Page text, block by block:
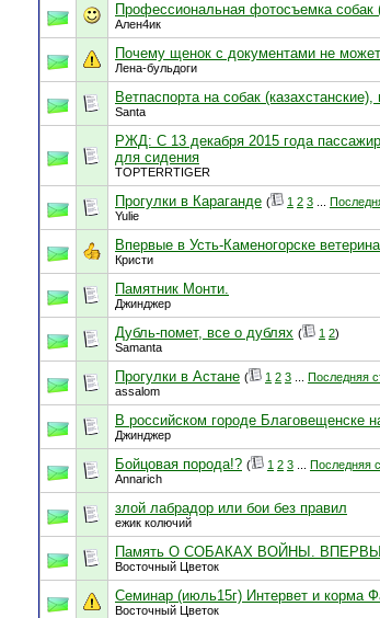
Профессиональная фотосъемка собак
Ален4ик
Почему щенок с документами не
Лена-бульдоги
Ветпаспорта на собак
Santa
РЖД: C 13 декабря 2015 года
для сидения
TOPTERRTIGER
Прогулки в Караганде ( 1 2 3
Yulie
Впервые в Усть-Каменогорске
Кристи
Памятник Монти.
Джинджер
Дубль-помет, все о дублях ( 1 2)
Samanta
Прогулки в Астане ( 1 2 3 Последняя
assalom
В российском городе Благовещенске
Джинджер
Бойцовая порода!? ( 1 2 3 Последняя
Annarich
злой лабрадор или бои без правил
ежик колючий
Память О СОБАКАХ ВОЙНЫ.
Восточный Цветок
Семинар (июль15г) Интервет и корма
Восточный Цветок